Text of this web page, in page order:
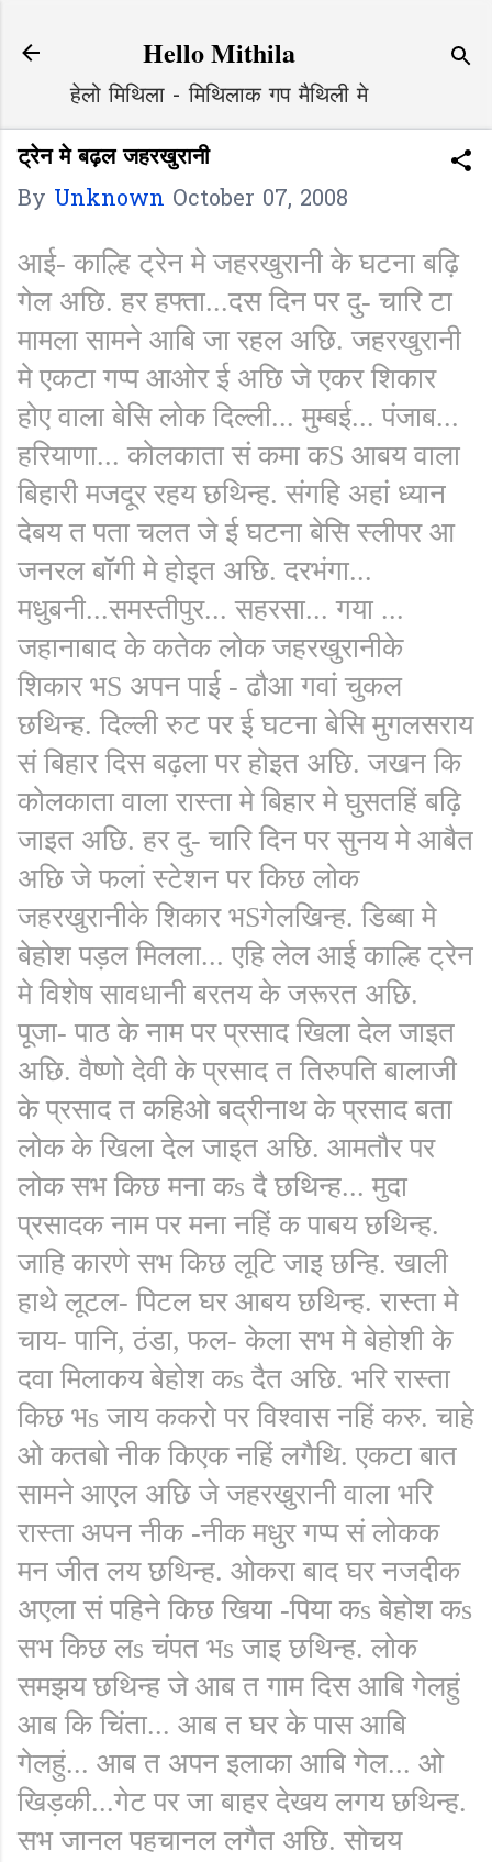
Hello Mithila
हेलो मिथिला - मिथिलाक गप मैथिली मे
ट्रेन मे बढ़ल जहरखुरानी
By Unknown October 07, 2008
आई- काल्हि ट्रेन मे जहरखुरानी के घटना बढ़ि
गेल अछि. हर हफ्ता...दस दिन पर दु- चारि टा
मामला सामने आबि जा रहल अछि. जहरखुरानी
मे एकटा गप्प आओर ई अछि जे एकर शिकार
होए वाला बेसि लोक दिल्ली... मुम्बई... पंजाब...
हरियाणा... कोलकाता सं कमा कS आबय वाला
बिहारी मजदूर रहय छथिन्ह. संगहि अहां ध्यान
देबय त पता चलत जे ई घटना बेसि स्लीपर आ
जनरल बॉगी मे होइत अछि. दरभंगा...
मधुबनी...समस्तीपुर... सहरसा... गया ...
जहानाबाद के कतेक लोक जहरखुरानीके
शिकार भS अपन पाई - ढौआ गवां चुकल
छथिन्ह. दिल्ली रुट पर ई घटना बेसि मुगलसराय
सं बिहार दिस बढ़ला पर होइत अछि. जखन कि
कोलकाता वाला रास्ता मे बिहार मे घुसतहिं बढ़ि
जाइत अछि. हर दु- चारि दिन पर सुनय मे आबैत
अछि जे फलां स्टेशन पर किछ लोक
जहरखुरानीके शिकार भSगेलखिन्ह. डिब्बा मे
बेहोश पड़ल मिलला... एहि लेल आई काल्हि ट्रेन
मे विशेष सावधानी बरतय के जरूरत अछि.
पूजा- पाठ के नाम पर प्रसाद खिला देल जाइत
अछि. वैष्णो देवी के प्रसाद त तिरुपति बालाजी
के प्रसाद त कहिओ बद्रीनाथ के प्रसाद बता
लोक के खिला देल जाइत अछि. आमतौर पर
लोक सभ किछ मना कs दै छथिन्ह... मुदा
प्रसादक नाम पर मना नहिं क पाबय छथिन्ह.
जाहि कारणे सभ किछ लूटि जाइ छन्हि. खाली
हाथे लूटल- पिटल घर आबय छथिन्ह. रास्ता मे
चाय- पानि, ठंडा, फल- केला सभ मे बेहोशी के
दवा मिलाकय बेहोश कs दैत अछि. भरि रास्ता
किछ भs जाय ककरो पर विश्वास नहिं करु. चाहे
ओ कतबो नीक किएक नहिं लगैथि. एकटा बात
सामने आएल अछि जे जहरखुरानी वाला भरि
रास्ता अपन नीक -नीक मधुर गप्प सं लोकक
मन जीत लय छथिन्ह. ओकरा बाद घर नजदीक
अएला सं पहिने किछ खिया -पिया कs बेहोश कs
सभ किछ लs चंपत भs जाइ छथिन्ह. लोक
समझय छथिन्ह जे आब त गाम दिस आबि गेलहुं
आब कि चिंता... आब त घर के पास आबि
गेलहुं... आब त अपन इलाका आबि गेल... ओ
खिड़की...गेट पर जा बाहर देखय लगय छथिन्ह.
सभ जानल पहचानल लगैत अछि. सोचय